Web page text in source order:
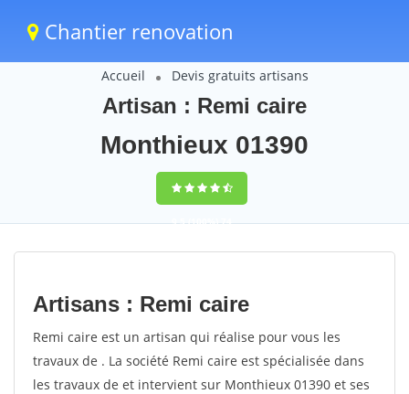
Chantier renovation
Accueil Devis gratuits artisans
Artisan : Remi caire
Monthieux 01390
9,5(100%)74
votes
Artisans : Remi caire
Remi caire est un artisan qui réalise pour vous les
travaux de . La société Remi caire est spécialisée dans
les travaux de et intervient sur Monthieux 01390 et ses